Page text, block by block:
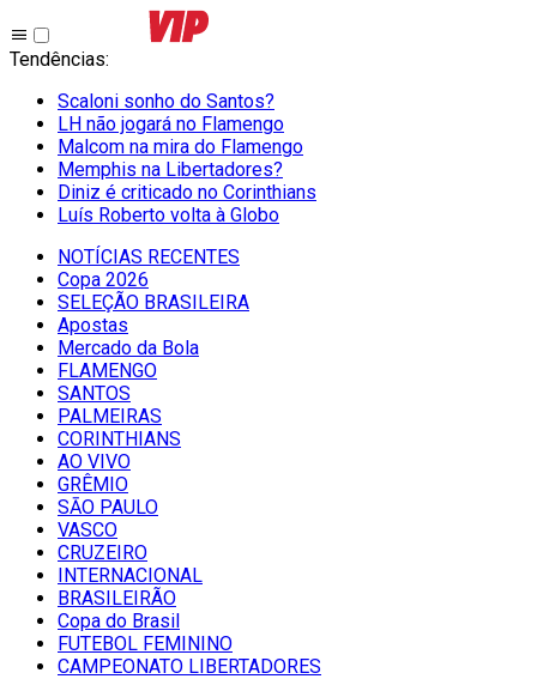
Tendências:
Scaloni sonho do Santos?
LH não jogará no Flamengo
Malcom na mira do Flamengo
Memphis na Libertadores?
Diniz é criticado no Corinthians
Luís Roberto volta à Globo
NOTÍCIAS RECENTES
Copa 2026
SELEÇÃO BRASILEIRA
Apostas
Mercado da Bola
FLAMENGO
SANTOS
PALMEIRAS
CORINTHIANS
AO VIVO
GRÊMIO
SĀO PAULO
VASCO
CRUZEIRO
INTERNACIONAL
BRASILEIRÃO
Copa do Brasil
FUTEBOL FEMININO
CAMPEONATO LIBERTADORES